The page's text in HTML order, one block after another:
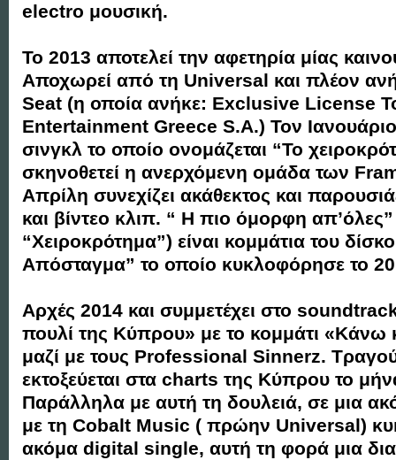
electro μουσική.
Το 2013 αποτελεί την αφετηρία μίας
Αποχωρεί από τη Universal και πλέον
Seat (η οποία ανήκε: Exclusive License
Entertainment Greece S.A.) Τον Ιανουάριο
σινγκλ το οποίο ονομάζεται “Το
σκηνοθετεί η ανερχόμενη ομάδα των
Απρίλη συνεχίζει ακάθεκτος και
και βίντεο κλιπ. “ Η πιο όμορφη
“Χειροκρότημα”) είναι κομμάτια του
Απόσταγμα” το οποίο κυκλοφόρησε το
Αρχές 2014 και συμμετέχει στο
πουλί της Κύπρου» με το κομμάτι «Κάνω
μαζί με τους Professional Sinnerz.
εκτοξεύεται στα charts της Κύπρου το
Παράλληλα με αυτή τη δουλειά, σε μια
με τη Cobalt Music ( πρώην Universal)
ακόμα digital single, αυτή τη φορά μια